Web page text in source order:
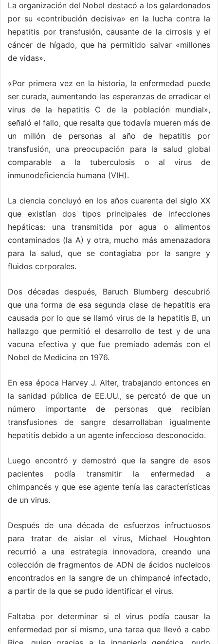
La organización del Nobel destacó a los galardonados
por su «contribución decisiva» en la lucha contra la
hepatitis por transfusión, causante de la cirrosis y el
cáncer de hígado, que ha permitido salvar «millones
de vidas».
«Por primera vez en la historia, la enfermedad puede
ser curada, aumentando las esperanzas de erradicar el
virus de la hepatitis C de la población mundial»,
señaló el fallo, que resalta que todavía mueren más de
un millón de personas al año de hepatitis por
transfusión, una preocupación para la salud global
comparable a la tuberculosis o al virus de
inmunodeficiencia humana (VIH).
La ciencia concluyó en los años cuarenta del siglo XX
que existían dos tipos principales de infecciones
hepáticas: una transmitida por agua o alimentos
contaminados (la A) y otra, mucho más amenazadora
para la salud, que se contagiaba por la sangre y
fluidos corporales.
Dos décadas después, Baruch Blumberg descubrió
que una forma de esa segunda clase de hepatitis era
causada por lo que se llamó virus de la hepatitis B, un
hallazgo que permitió el desarrollo de test y de una
vacuna efectiva y que fue premiado además con el
Nobel de Medicina en 1976.
En esa época Harvey J. Alter, trabajando entonces en
la sanidad pública de EE.UU., se percató de que un
número importante de personas que recibían
transfusiones de sangre desarrollaban igualmente
hepatitis debido a un agente infeccioso desconocido.
Luego encontró y demostró que la sangre de esos
pacientes podía transmitir la enfermedad a
chimpancés y que ese agente tenía las características
de un virus.
Después de una década de esfuerzos infructuosos
para tratar de aislar el virus, Michael Houghton
recurrió a una estrategia innovadora, creando una
colección de fragmentos de ADN de ácidos nucleicos
encontrados en la sangre de un chimpancé infectado,
a partir de la que se pudo identificar el virus.
Faltaba por determinar si el virus podía causar la
enfermedad por sí mismo, una tarea que llevó a cabo